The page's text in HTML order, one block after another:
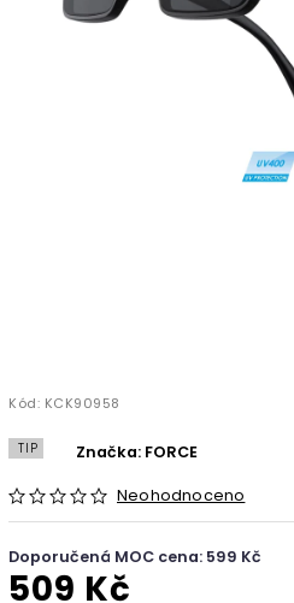
Kód: KCK90958
TIP
Neohodnoceno
Značka: FORCE
Doporučená MOC cena: 599 Kč
509 Kč